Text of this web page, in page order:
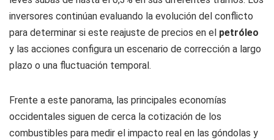
inversores continúan evaluando la evolución del conflicto
para determinar si este reajuste de precios en el petróleo
y las acciones configura un escenario de corrección a largo
plazo o una fluctuación temporal.
Frente a este panorama, las principales economías
occidentales siguen de cerca la cotización de los
combustibles para medir el impacto real en las góndolas y